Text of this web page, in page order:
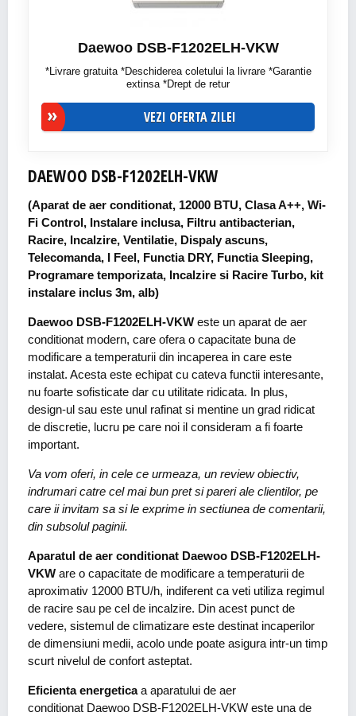
Daewoo DSB-F1202ELH-VKW
*Livrare gratuita *Deschiderea coletului la livrare *Garantie
extinsa *Drept de retur
VEZI OFERTA ZILEI
DAEWOO DSB-F1202ELH-VKW
(Aparat de aer conditionat, 12000 BTU, Clasa A++, Wi-
Fi Control, Instalare inclusa, Filtru antibacterian,
Racire, Incalzire, Ventilatie, Dispaly ascuns,
Telecomanda, I Feel, Functia DRY, Functia Sleeping,
Programare temporizata, Incalzire si Racire Turbo, kit
instalare inclus 3m, alb)
Daewoo DSB-F1202ELH-VKW este un aparat de aer
conditionat modern, care ofera o capacitate buna de
modificare a temperaturii din incaperea in care este
instalat. Acesta este echipat cu cateva functii interesante,
nu foarte sofisticate dar cu utilitate ridicata. In plus,
design-ul sau este unul rafinat si mentine un grad ridicat
de discretie, lucru pe care noi il consideram a fi foarte
important.
Va vom oferi, in cele ce urmeaza, un review obiectiv,
indrumari catre cel mai bun pret si pareri ale clientilor, pe
care ii invitam sa si le exprime in sectiunea de comentarii,
din subsolul paginii.
Aparatul de aer conditionat Daewoo DSB-F1202ELH-
VKW are o capacitate de modificare a temperaturii de
aproximativ 12000 BTU/h, indiferent ca veti utiliza regimul
de racire sau pe cel de incalzire. Din acest punct de
vedere, sistemul de climatizare este destinat incaperilor
de dimensiuni medii, acolo unde poate asigura intr-un timp
scurt nivelul de confort asteptat.
Eficienta energeticaa aparatului de aer
conditionat Daewoo DSB-F1202ELH-VKW este una de